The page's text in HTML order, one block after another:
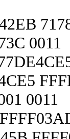
0011
0011